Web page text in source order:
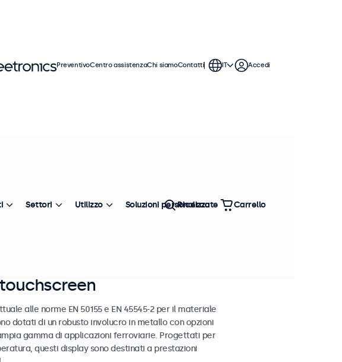
alle norme EN 50155 e EN 45545-2 per il materiale
dotati di un robusto involucro in metallo con opzioni
gamma di applicazioni ferroviarie. Progettati per
questi display sono destinati a prestazioni
PreventivoCentro assistenzaChi siamoContatti IT Accedi
Settori Utilizzo Soluzioni personalizzate
Ricerca Carrello